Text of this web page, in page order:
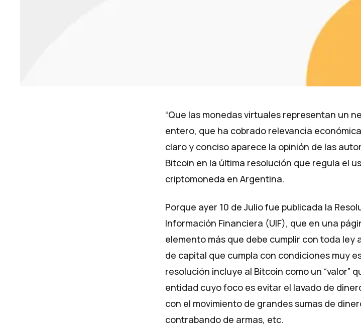
“Que las monedas virtuales representan un
entero, que ha cobrado relevancia económica
claro y conciso aparece la opinión de las
Bitcoin en la última resolución que regula el
criptomoneda en Argentina.
Porque ayer 10 de Julio fue publicada la
Información Financiera (UIF), que en una
elemento más que debe cumplir con toda
de capital que cumpla con condiciones muy
resolución incluye al Bitcoin como un “valor”
entidad cuyo foco es evitar el lavado de
con el movimiento de grandes sumas de
contrabando de armas, etc.